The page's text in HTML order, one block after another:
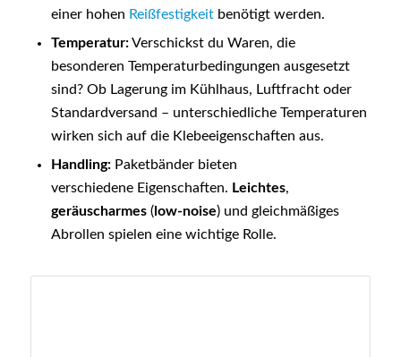
einer hohen Reißfestigkeitbenötigt werden.
Temperatur:Verschickst du Waren, die
besonderen Temperaturbedingungen ausgesetzt
sind? Ob Lagerung im Kühlhaus, Luftfracht oder
Standardversand – unterschiedliche Temperaturen
wirken sich auf die Klebeeigenschaften aus.
Handling:Paketbänder bieten
verschiedene Eigenschaften. Leichtes,
geräuscharmes(low-noise) und gleichmäßiges
Abrollen spielen eine wichtige Rolle.